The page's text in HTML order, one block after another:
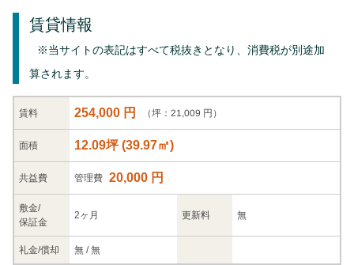
賃貸情報
※当サイトの表記はすべて税抜きとなり、消費税が別途加
算されます。
賃料 254,000 円 （坪：21,009 円）
面積 12.09坪(39.97㎡)
共益費 管理費 20,000 円
敷金/
保証金
2ヶ月 更新料 無
礼金/償却 無 /無